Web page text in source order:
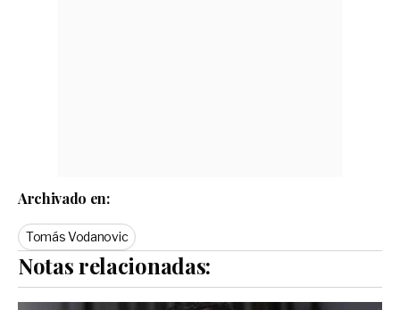
Archivado en:
Tomás Vodanovic
Notas relacionadas: